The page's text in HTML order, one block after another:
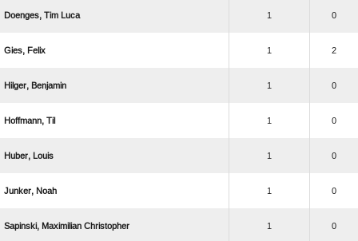
   1 0
  1 2
  1 0
  1 0
  1 0
  1 0
   1 0